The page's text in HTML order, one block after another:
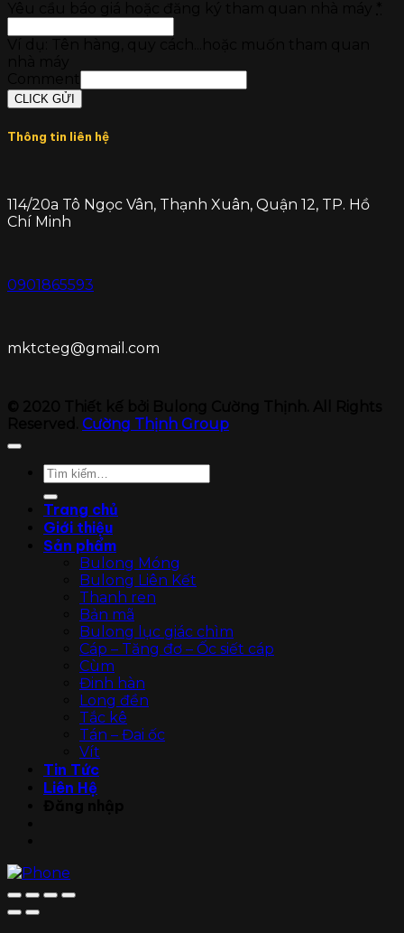
CLICK GỬI
Thông tin liên hệ
114/20a Tô Ngọc Vân, Thạnh Xuân, Quận 12, TP. Hồ
Chí Minh
0901865593
mktcteg@gmail.com
Cường Thịnh Group
Tìm
kiếm:
Trang chủ
Giới thiệu
Sản phẩm
Bulong Móng
Bulong Liên Kết
Thanh ren
Bản mã
Bulong lục giác chìm
Cáp – Tăng đơ – Ốc siết cáp
Cùm
Đinh hàn
Long đền
Tắc kê
Tán – Đai ốc
Vít
Tin Tức
Liên Hệ